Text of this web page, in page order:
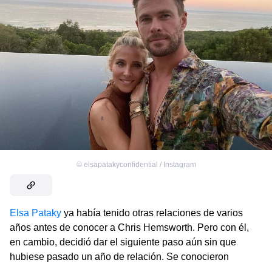
© elsapatakyconfidential / Instagram
Elsa Pataky ya había tenido otras relaciones de varios
años antes de conocer a Chris Hemsworth. Pero con él,
en cambio, decidió dar el siguiente paso aún sin que
hubiese pasado un año de relación. Se conocieron